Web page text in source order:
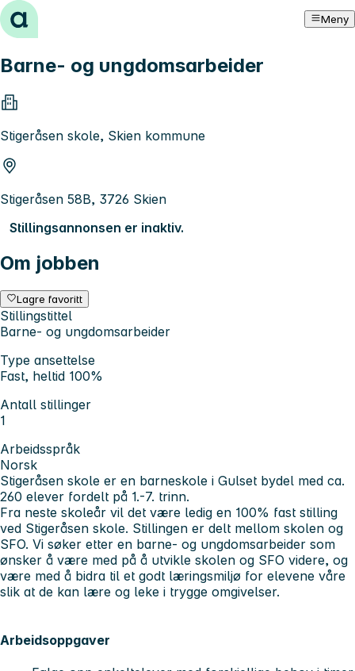
Hopp til innhold Meny
Barne- og ungdomsarbeider
Stigeråsen skole, Skien kommune
Stigeråsen 58B, 3726 Skien
Stillingsannonsen er inaktiv.
Om jobben
Lagre favoritt
Stillingstittel
Barne- og ungdomsarbeider
Type ansettelse
Fast, heltid 100%
Antall stillinger
1
Arbeidsspråk
Norsk
Stigeråsen skole er en barneskole i Gulset bydel med ca.
260 elever fordelt på 1.-7. trinn.
Fra neste skoleår vil det være ledig en 100% fast stilling
ved Stigeråsen skole. Stillingen er delt mellom skolen og
SFO. Vi søker etter en barne- og ungdomsarbeider som
ønsker å være med på å utvikle skolen og SFO videre, og
være med å bidra til et godt læringsmiljø for elevene våre
slik at de kan lære og leke i trygge omgivelser.
Arbeidsoppgaver